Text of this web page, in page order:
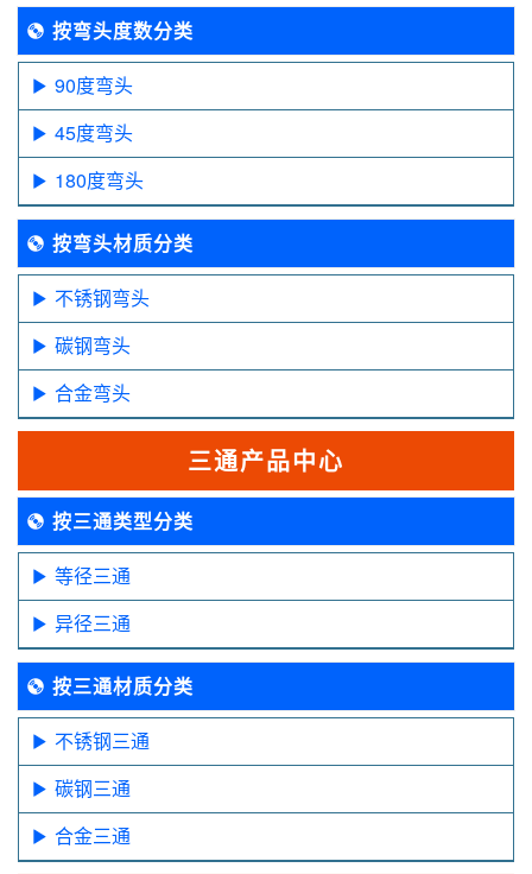
按弯头度数分类
90度弯头
45度弯头
180度弯头
按弯头材质分类
不锈钢弯头
碳钢弯头
合金弯头
三通产品中心
按三通类型分类
等径三通
异径三通
按三通材质分类
不锈钢三通
碳钢三通
合金三通